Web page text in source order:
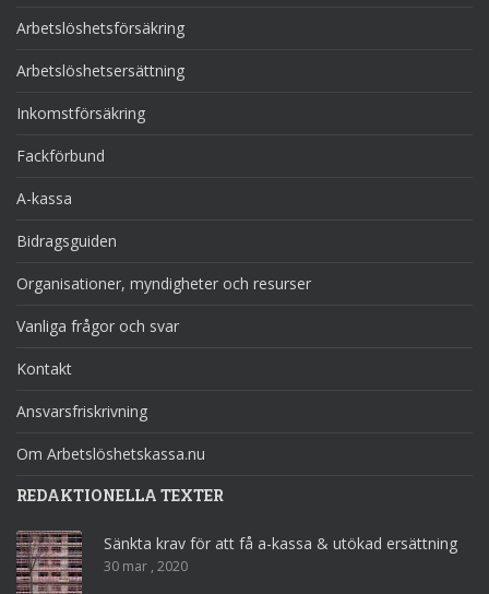
Arbetslöshetsförsäkring
Arbetslöshetsersättning
Inkomstförsäkring
Fackförbund
A-kassa
Bidragsguiden
Organisationer, myndigheter och resurser
Vanliga frågor och svar
Kontakt
Ansvarsfriskrivning
Om Arbetslöshetskassa.nu
REDAKTIONELLA TEXTER
Sänkta krav för att få a-kassa & utökad ersättning
30 mar , 2020